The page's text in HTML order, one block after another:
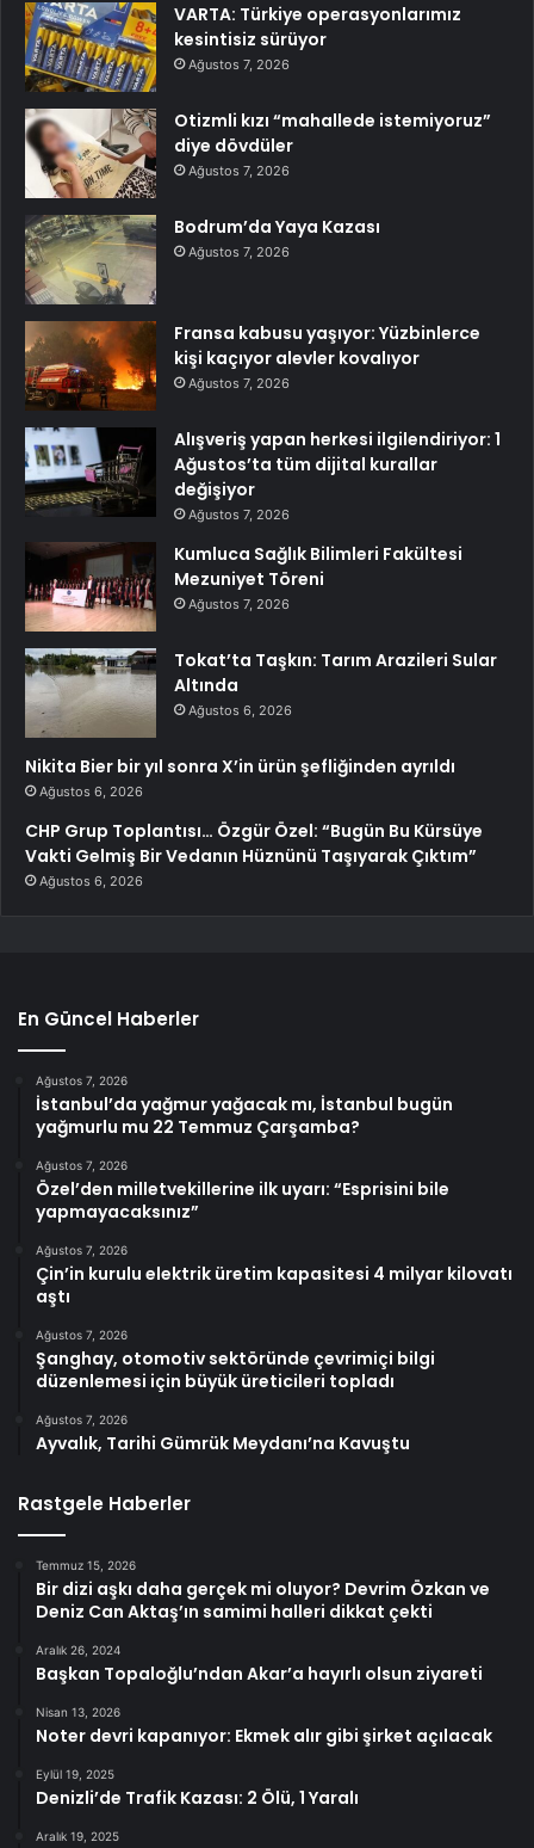
VARTA: Türkiye operasyonlarımız
kesintisiz sürüyor
Ağustos 7, 2026
Otizmli kızı “mahallede istemiyoruz”
diye dövdüler
Ağustos 7, 2026
Bodrum’da Yaya Kazası
Ağustos 7, 2026
Fransa kabusu yaşıyor: Yüzbinlerce
kişi kaçıyor alevler kovalıyor
Ağustos 7, 2026
Alışveriş yapan herkesi ilgilendiriyor: 1
Ağustos’ta tüm dijital kurallar
değişiyor
Ağustos 7, 2026
Kumluca Sağlık Bilimleri Fakültesi
Mezuniyet Töreni
Ağustos 7, 2026
Tokat’ta Taşkın: Tarım Arazileri Sular
Altında
Ağustos 6, 2026
Nikita Bier bir yıl sonra X’in ürün şefliğinden ayrıldı
Ağustos 6, 2026
CHP Grup Toplantısı… Özgür Özel: “Bugün Bu Kürsüye
Vakti Gelmiş Bir Vedanın Hüznünü Taşıyarak Çıktım”
Ağustos 6, 2026
En Güncel Haberler
Ağustos 7, 2026
İstanbul’da yağmur yağacak mı, İstanbul bugün
yağmurlu mu 22 Temmuz Çarşamba?
Ağustos 7, 2026
Özel’den milletvekillerine ilk uyarı: “Esprisini bile
yapmayacaksınız”
Ağustos 7, 2026
Çin’in kurulu elektrik üretim kapasitesi 4 milyar kilovatı
aştı
Ağustos 7, 2026
Şanghay, otomotiv sektöründe çevrimiçi bilgi
düzenlemesi için büyük üreticileri topladı
Ağustos 7, 2026
Ayvalık, Tarihi Gümrük Meydanı’na Kavuştu
Rastgele Haberler
Temmuz 15, 2026
Bir dizi aşkı daha gerçek mi oluyor? Devrim Özkan ve
Deniz Can Aktaş’ın samimi halleri dikkat çekti
Aralık 26, 2024
Başkan Topaloğlu’ndan Akar’a hayırlı olsun ziyareti
Nisan 13, 2026
Noter devri kapanıyor: Ekmek alır gibi şirket açılacak
Eylül 19, 2025
Denizli’de Trafik Kazası: 2 Ölü, 1 Yaralı
Aralık 19, 2025